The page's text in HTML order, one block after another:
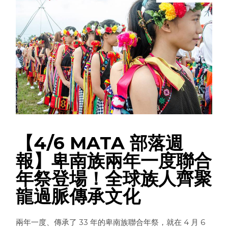
【4/6 MATA 部落週
報】卑南族兩年一度聯合
年祭登場！全球族人齊聚
龍過脈傳承文化
兩年一度、傳承了 33 年的卑南族聯合年祭，就在 4 月 6